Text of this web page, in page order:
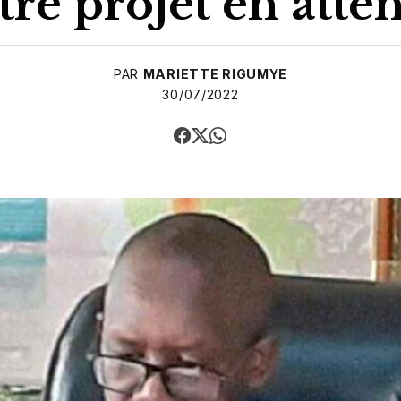
PAR MARIETTE RIGUMYE
30/07/2022